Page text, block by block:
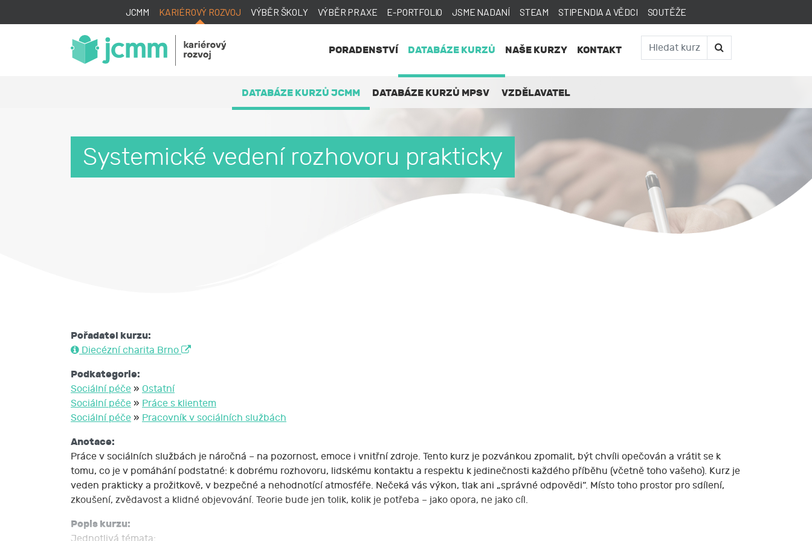
JCMM KARIÉROVÝ ROZVOJ VÝBĚR ŠKOLY VÝBĚR PRAXE E-PORTFOLIO JSME NADANÍ STEAM STIPENDIA A VĚDCI SOUTĚŽE
PORADENSTVÍ DATABÁZE KURZŮ
DATABÁZE KURZŮ JCMM DATABÁZE KURZŮ MPSV VZDĚLAVATEL
NAŠE KURZY KONTAKT
Systemické vedení rozhovoru prakticky
Pořadatel kurzu:
Diecézní charita Brno
Podkategorie:
Sociální péče » Ostatní
Sociální péče » Práce s klientem
Sociální péče » Pracovník v sociálních službách
Anotace:
Práce v sociálních službách je náročná – na pozornost, emoce i vnitřní zdroje. Tento kurz je pozvánkou zpomalit, být chvíli opečován a vrátit se k
tomu, co je v pomáhání podstatné: k dobrému rozhovoru, lidskému kontaktu a respektu k jedinečnosti každého příběhu (včetně toho vašeho). Kurz je
veden prakticky a prožitkově, v bezpečné a nehodnotící atmosféře. Nečeká vás výkon, tlak ani „správné odpovědi“. Místo toho prostor pro sdílení,
zkoušení, zvědavost a klidné objevování. Teorie bude jen tolik, kolik je potřeba – jako opora, ne jako cíl.
Popis kurzu:
Jednotlivá témata: